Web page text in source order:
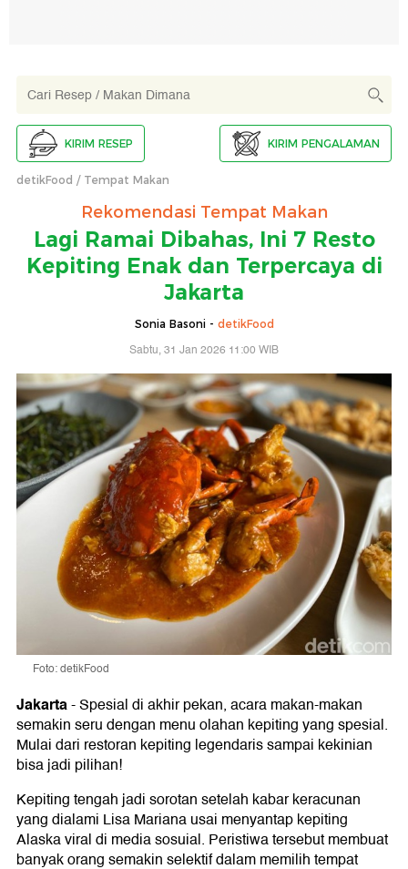
KIRIM RESEP KIRIM PENGALAMAN
detikFood Tempat Makan
Rekomendasi Tempat Makan
Lagi Ramai Dibahas, Ini 7 Resto
Kepiting Enak dan Terpercaya di
Jakarta
Sonia Basoni - detikFood
Sabtu, 31 Jan 2026 11:00 WIB
Foto: detikFood
Jakarta-Spesial di akhir pekan, acara makan-makan
semakin seru dengan menu olahan kepiting yang spesial.
Mulai dari restoran kepiting legendaris sampai kekinian
bisa jadi pilihan!
Kepiting tengah jadi sorotan setelah kabar keracunan
yang dialami Lisa Mariana usai menyantap kepiting
Alaska viral di media sosuial. Peristiwa tersebut membuat
banyak orang semakin selektif dalam memilih tempat